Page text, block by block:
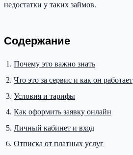
недостатки у таких займов.
Содержание
Почему это важно знать
Что это за сервис и как он работает
Условия и тарифы
Как оформить заявку онлайн
Личный кабинет и вход
Отписка от платных услуг